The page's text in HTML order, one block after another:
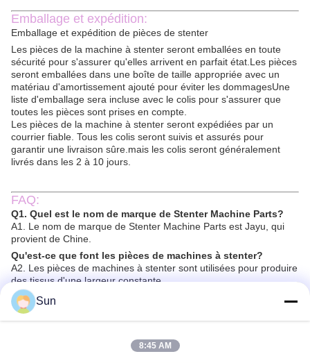
Emballage et expédition:
Emballage et expédition de pièces de stenter
Les pièces de la machine à stenter seront emballées en toute
sécurité pour s'assurer qu'elles arrivent en parfait état.Les pièces
seront emballées dans une boîte de taille appropriée avec un
matériau d'amortissement ajouté pour éviter les dommagesUne
liste d'emballage sera incluse avec le colis pour s'assurer que
toutes les pièces sont prises en compte.
Les pièces de la machine à stenter seront expédiées par un
courrier fiable. Tous les colis seront suivis et assurés pour
garantir une livraison sûre.mais les colis seront généralement
livrés dans les 2 à 10 jours.
FAQ:
Q1. Quel est le nom de marque de Stenter Machine Parts?
A1. Le nom de marque de Stenter Machine Parts est Jayu, qui
provient de Chine.
Qu'est-ce que font les pièces de machines à stenter?
A2. Les pièces de machines à stenter sont utilisées pour produire
des tissus d'une largeur constante.
Q3. Comment fonctionne Stenter Machine Parts?
A3. Les pièces de la machine à stenter fonctionnent en étirant le
tissu sur des rouleaux afin d'assurer une uniformité de largeur.
Q4. Quel est le matériau des pièces de la machine Stenter?
A4. Les pièces de la machine à stenter sont généralement en
Sun
8:45 AM